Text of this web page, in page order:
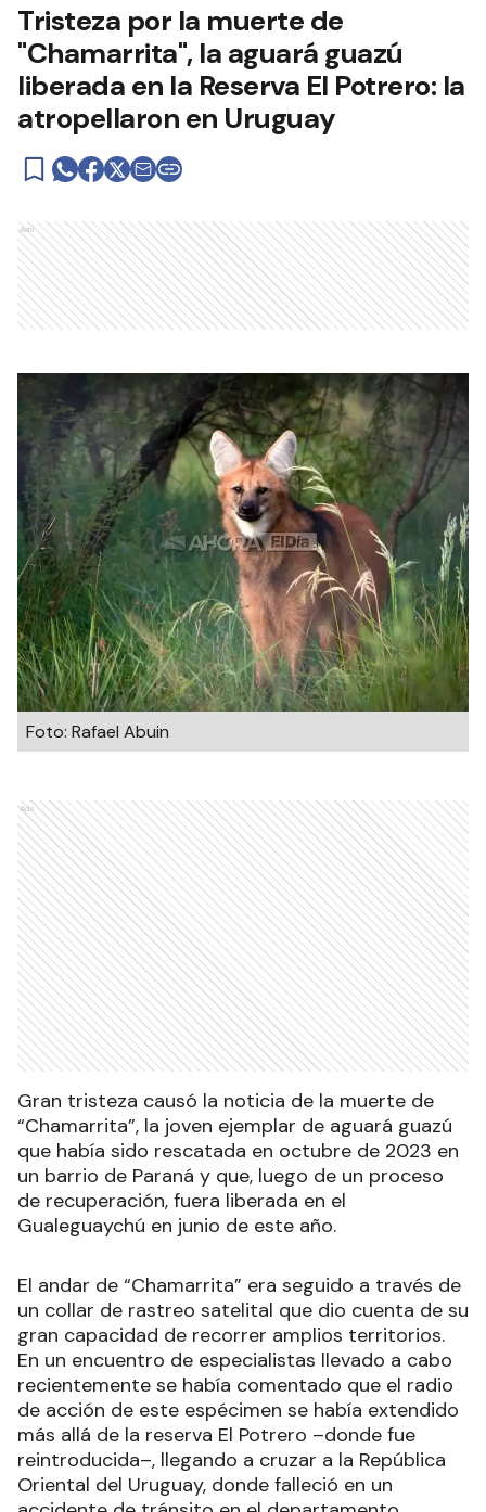
Tristeza por la muerte de
"Chamarrita", la aguará guazú
liberada en la Reserva El Potrero: la
atropellaron en Uruguay
Ads
Foto: Rafael Abuin
Ads
Gran tristeza causó la noticia de la muerte de
“Chamarrita”, la joven ejemplar de aguará guazú
que había sido rescatada en octubre de 2023 en
un barrio de Paraná y que, luego de un proceso
de recuperación, fuera liberada en el
Gualeguaychú en junio de este año.
El andar de “Chamarrita” era seguido a través de
un collar de rastreo satelital que dio cuenta de su
gran capacidad de recorrer amplios territorios.
En un encuentro de especialistas llevado a cabo
recientemente se había comentado que el radio
de acción de este espécimen se había extendido
más allá de la reserva El Potrero –donde fue
reintroducida–, llegando a cruzar a la República
Oriental del Uruguay, donde falleció en un